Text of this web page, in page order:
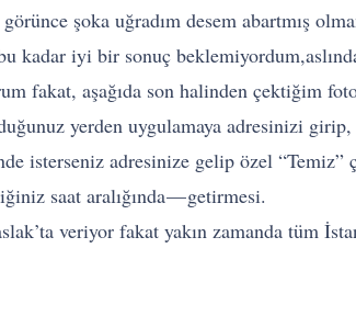
şoka uğradım desem abartmış
kadar iyi bir sonuç
fakat, aşağıda son halinden çektiğim
yerden uygulamaya adresinizi
isterseniz adresinize gelip özel “Temiz”
saat aralığında — getirmesi.
veriyor fakat yakın zamanda tüm